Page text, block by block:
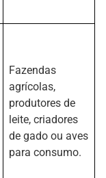
Fazendas
agrícolas,
produtores de
leite, criadores
de gado ou aves
para consumo.